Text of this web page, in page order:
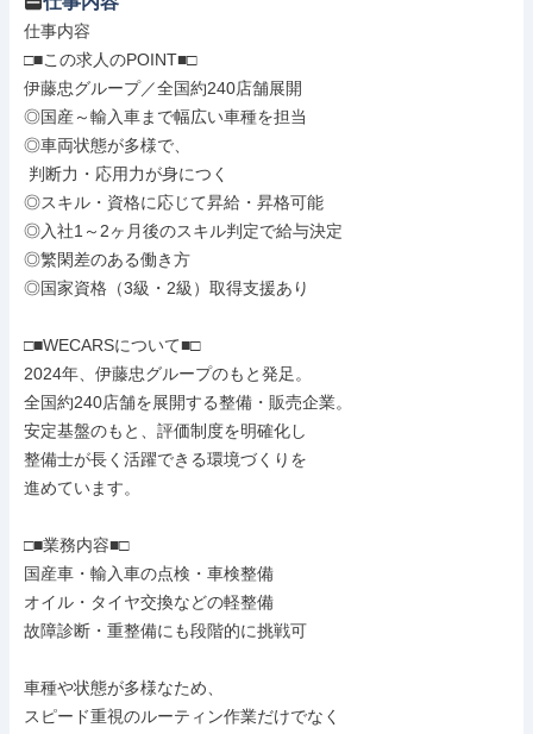
仕事内容
□■この求人のPOINT■□
伊藤忠グループ／全国約240店舗展開
◎国産～輸入車まで幅広い車種を担当
◎車両状態が多様で、
◎スキル・資格に応じて昇給・昇格可能
◎入社1～2ヶ月後のスキル判定で給与決定
◎繁閑差のある働き方
◎国家資格（3級・2級）取得支援あり
□■WECARSについて■□
2024年、伊藤忠グループのもと発足。
全国約240店舗を展開する整備・販売企業。
安定基盤のもと、評価制度を明確化し
整備士が長く活躍できる環境づくりを
進めています。
□■業務内容■□
国産車・輸入車の点検・車検整備
オイル・タイヤ交換などの軽整備
故障診断・重整備にも段階的に挑戦可
車種や状態が多様なため、
スピード重視のルーティン作業だけでなく